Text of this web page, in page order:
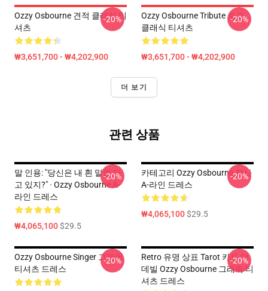
Ozzy Osbourne 견적 클래식 티
셔츠
₩3,651,700 - ₩4,202,900
-20%
Ozzy Osbourne Tribute 로고
클래식 티셔츠
₩3,651,700 - ₩4,202,900
-20%
더 보기
관련 상품
말 인용: "당신은 내 흰 말을 타
고 있지?" · Ozzy Osbourne A-
라인 드레스
₩4,065,100$29.5
-20%
카테고리 Ozzy Osbourne 작사
A-라인 드레스
₩4,065,100$29.5
-20%
Ozzy Osbourne Singer 그래픽
티셔츠 드레스
-20%
Retro 유명 상표 Tarot 카드 더
데빌 Ozzy Osbourne 그래픽 티
셔츠 드레스
-20%